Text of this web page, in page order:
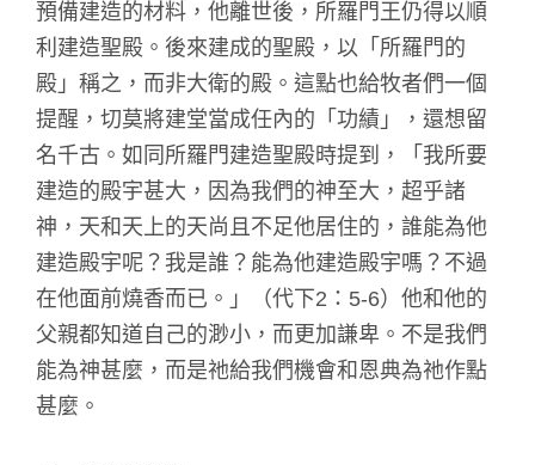
預備建造的材料，他離世後，所羅門王仍得以順
利建造聖殿。後來建成的聖殿，以「所羅門的
殿」稱之，而非大衛的殿。這點也給牧者們一個
提醒，切莫將建堂當成任內的「功績」，還想留
名千古。如同所羅門建造聖殿時提到，「我所要
建造的殿宇甚大，因為我們的神至大，超乎諸
神，天和天上的天尚且不足他居住的，誰能為他
建造殿宇呢？我是誰？能為他建造殿宇嗎？不過
在他面前燒香而已。」（代下2：5-6）他和他的
父親都知道自己的渺小，而更加謙卑。不是我們
能為神甚麼，而是祂給我們機會和恩典為祂作點
甚麼。